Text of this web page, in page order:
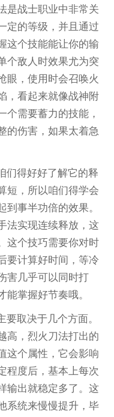
是战士职业中非常关
定的等级，并且通过
这个技能能让你的输
个敌人时效果尤为突
眼，使用时会召唤火
，看起来就像战神附
个需要蓄力的技能，
的伤害，如果太着急
们得好好了解它的释
短，所以咱们得学会
事半功倍的效果。
法实现连续释放，这
这个技巧需要你对时
要计算好时间，等冷
害几乎可以同时打
掌握好节奏哦。
取决于几个方面。
高，烈火刀法打出的
这个属性，它会影响
程度后，基本上每次
输出就稳定多了。这
系统来慢慢提升，毕